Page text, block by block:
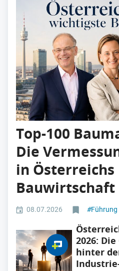
Top-100
Die
in Österreichs
Bauwirtschaft
08.07.2026 #Führung
2026:
hinter